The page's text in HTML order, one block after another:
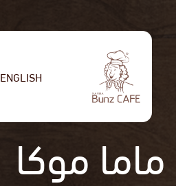
المحتوى
ENGLISH
ماما موكا